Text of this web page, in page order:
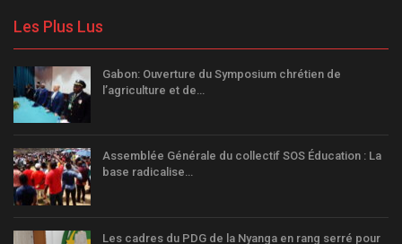
Les Plus Lus
Gabon: Ouverture du Symposium chrétien de
l’agriculture et de…
Assemblée Générale du collectif SOS Éducation : La
base radicalise…
Les cadres du PDG de la Nyanga en rang serré pour